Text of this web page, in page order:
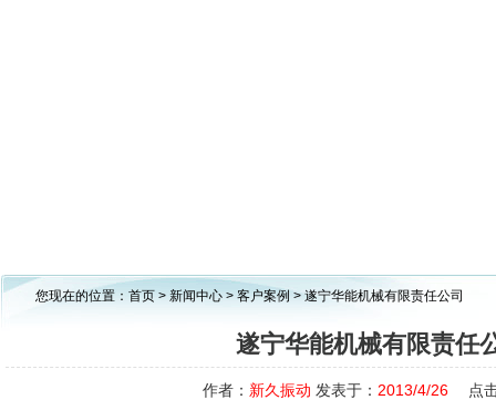
您现在的位置： 首页 > 新闻中心 > 客户案例 > 遂宁华能机械有限责任公司
遂宁华能机械有限责任
作者： 新久振动 发表于： 2013/4/26 点